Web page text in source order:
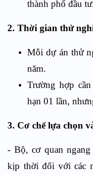
thành phố đầu
2. Thời gian thử
Mỗi dự án thử
năm.
Trường hợp
hạn 01 lần,
3. Cơ chế lựa chọn
- Bộ, cơ quan
kịp thời đối với các